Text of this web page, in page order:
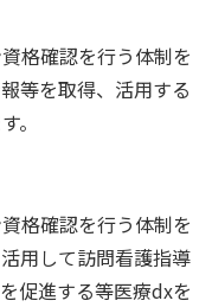
格確認を行う体制を
等を取得、活用する
。
格確認を行う体制を
用して訪問看護指導
促進する等医療dxを